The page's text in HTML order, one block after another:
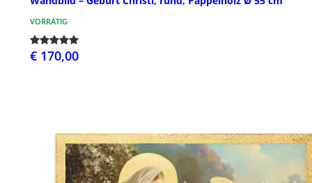
VORRÄTIG
€ 170,00